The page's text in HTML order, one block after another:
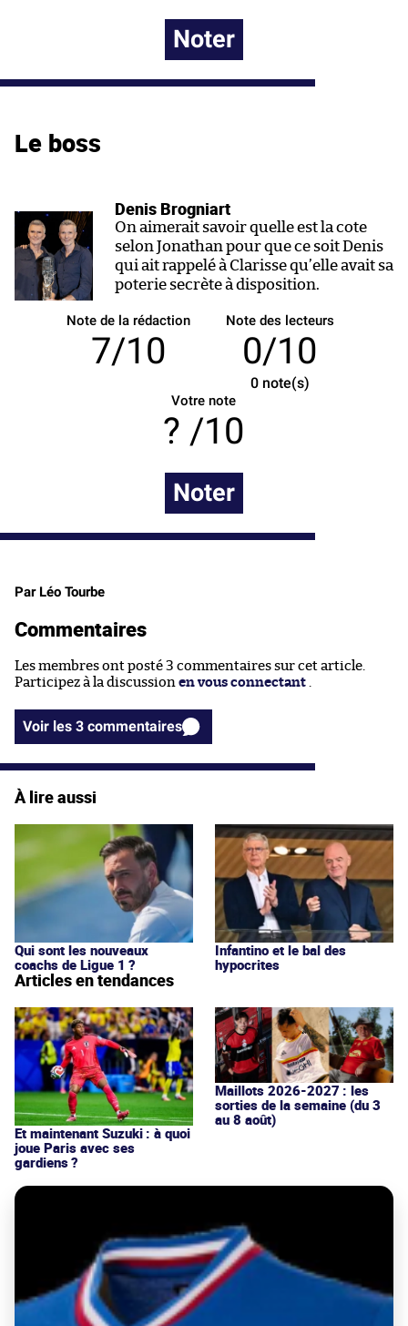
Noter
Le boss
Denis Brogniart
On aimerait savoir quelle est la cote
selon Jonathan pour que ce soit Denis
qui ait rappelé à Clarisse qu’elle avait sa
poterie secrète à disposition.
Note de la rédaction
7/10
Note des lecteurs
0/10
0note(s)
Votre note
/10
Noter
Par Léo Tourbe
Commentaires
Les membres ont posté 3 commentaires sur cet article.
Participez à la discussion en vous connectant
Voir les 3 commentaires
À lire aussi
Qui sont les nouveaux
coachs de Ligue 1 ?
Infantino et le bal des
hypocrites
Articles en tendances
Et maintenant Suzuki : à quoi
joue Paris avec ses
gardiens ?
Maillots 2026-2027 : les
sorties de la semaine (du 3
au 8 août)